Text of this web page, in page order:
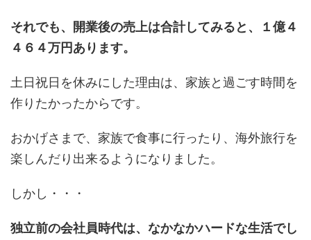
それでも、開業後の売上は合計してみると、１億４
４６４万円あります。
土日祝日を休みにした理由は、家族と過ごす時間を
作りたかったからです。
おかげさまで、家族で食事に行ったり、海外旅行を
楽しんだり出来るようになりました。
しかし・・・
独立前の会社員時代は、なかなかハードな生活でし